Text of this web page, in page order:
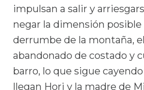
impulsan a salir y
negar la dimensión posible
derrumbe de la montaña,
abandonado de costado y
barro, lo que sigue
llegan Hori y la madre de